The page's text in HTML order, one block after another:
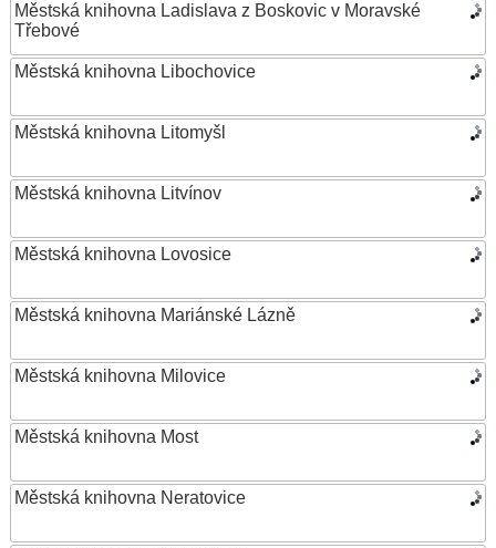
Městská knihovna Ladislava z Boskovic v Moravské
Třebové
Městská knihovna Libochovice
Městská knihovna Litomyšl
Městská knihovna Litvínov
Městská knihovna Lovosice
Městská knihovna Mariánské Lázně
Městská knihovna Milovice
Městská knihovna Most
Městská knihovna Neratovice